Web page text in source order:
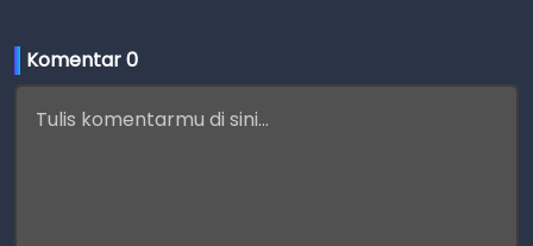
Komentar 0